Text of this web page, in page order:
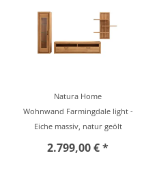
Natura Home
Wohnwand Farmingdale light -
Eiche massiv, natur geölt
2.799,00 € *